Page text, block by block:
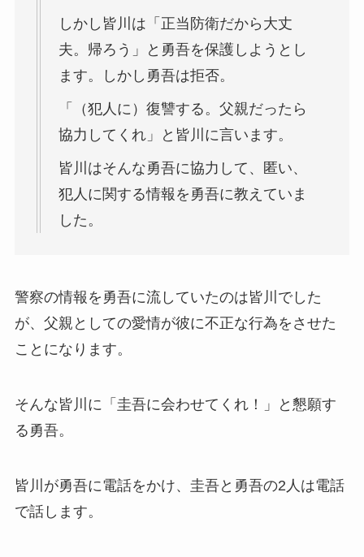
しかし皆川は「正当防衛だから大丈
夫。帰ろう」と勇吾を保護しようとし
ます。しかし勇吾は拒否。
「（犯人に）復讐する。父親だったら
協力してくれ」と皆川に言います。
皆川はそんな勇吾に協力して、匿い、
犯人に関する情報を勇吾に教えていま
した。
警察の情報を勇吾に流していたのは皆川でした
が、父親としての愛情が彼に不正な行為をさせた
ことになります。
そんな皆川に「圭吾に会わせてくれ！」と懇願す
る勇吾。
皆川が勇吾に電話をかけ、圭吾と勇吾の2人は電話
で話します。